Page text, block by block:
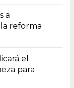
a
reforma
el
para